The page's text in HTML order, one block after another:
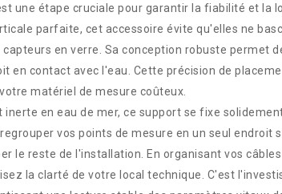
une étape cruciale pour garantir la fiabilité et la
parfaite, cet accessoire évite qu'elles ne
en verre. Sa conception robuste permet
en contact avec l'eau. Cette précision de
matériel de mesure coûteux.
en eau de mer, ce support se fixe
vos points de mesure en un seul
le reste de l'installation. En organisant vos
la clarté de votre local technique. C'est